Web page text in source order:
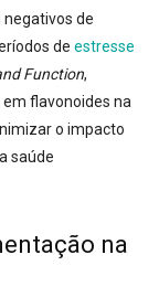
de
de estresse
Function,
flavonoides na
o impacto
saúde
na